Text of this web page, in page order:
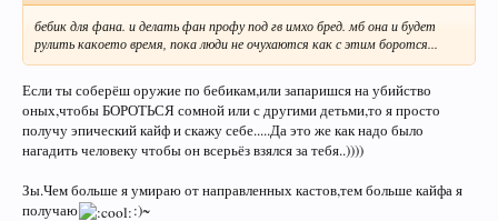
бебик для фана. и делать фан профу под гв имхо бред. мб она и будет
рулить какоето время, пока люди не очухаются как с этим боротся...
Если ты соберёш оружие по бебикам,или запаришся на убийство
оных,чтобы БОРОТЬСЯ сомной или с другими детьми,то я просто
получу эпический кайф и скажу себе.....Да это же как надо было
нагадить человеку чтобы он всерьёз взялся за тебя..))))
Зы.Чем больше я умираю от направленных кастов,тем больше кайфа я
получаю
:)~